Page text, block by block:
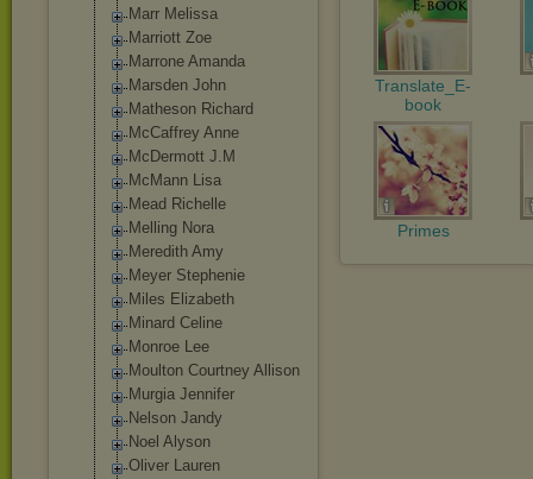
Marr Melissa
Marriott Zoe
Marrone Amanda
Marsden John
Matheson Richard
McCaffrey Anne
McDermott J.M
McMann Lisa
Mead Richelle
Melling Nora
Meredith Amy
Meyer Stephenie
Miles Elizabeth
Minard Celine
Monroe Lee
Moulton Courtney Allison
Murgia Jennifer
Nelson Jandy
Noel Alyson
Oliver Lauren
Translate_E-
book
Primes